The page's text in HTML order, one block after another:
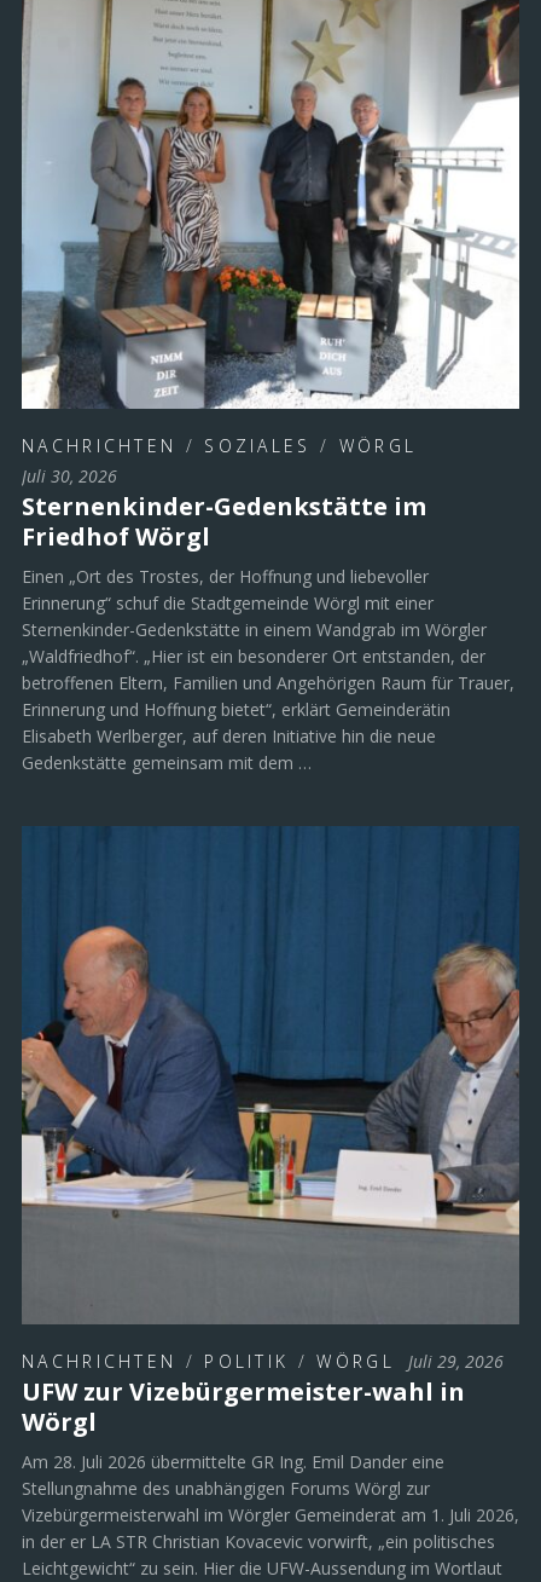
NACHRICHTEN / SOZIALES / WÖRGL
Juli 30, 2026
Sternenkinder-Gedenkstätte im
Friedhof Wörgl
Einen „Ort des Trostes, der Hoffnung und liebevoller
Erinnerung“ schuf die Stadtgemeinde Wörgl mit einer
Sternenkinder-Gedenkstätte in einem Wandgrab im Wörgler
„Waldfriedhof“. „Hier ist ein besonderer Ort entstanden, der
betroffenen Eltern, Familien und Angehörigen Raum für Trauer,
Erinnerung und Hoffnung bietet“, erklärt Gemeinderätin
Elisabeth Werlberger, auf deren Initiative hin die neue
Gedenkstätte gemeinsam mit dem …
NACHRICHTEN / POLITIK /WÖRGL Juli 29, 2026
UFW zur Vizebürgermeister-wahl in
Wörgl
Am 28. Juli 2026 übermittelte GR Ing. Emil Dander eine
Stellungnahme des unabhängigen Forums Wörgl zur
Vizebürgermeisterwahl im Wörgler Gemeinderat am 1. Juli 2026,
in der er LA STR Christian Kovacevic vorwirft, „ein politisches
Leichtgewicht“ zu sein. Hier die UFW-Aussendung im Wortlaut